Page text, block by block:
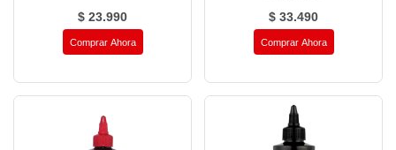
$ 23.990
Comprar Ahora
$ 33.490
Comprar Ahora